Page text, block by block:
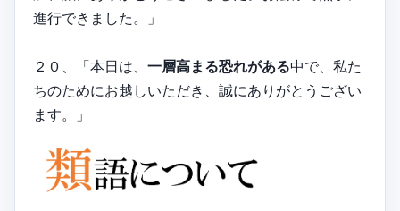
進行できました。」
２０、「本日は、 一層高まる恐れがある中で、私た
ちのためにお越しいただき、誠にありがとうござい
ます。」